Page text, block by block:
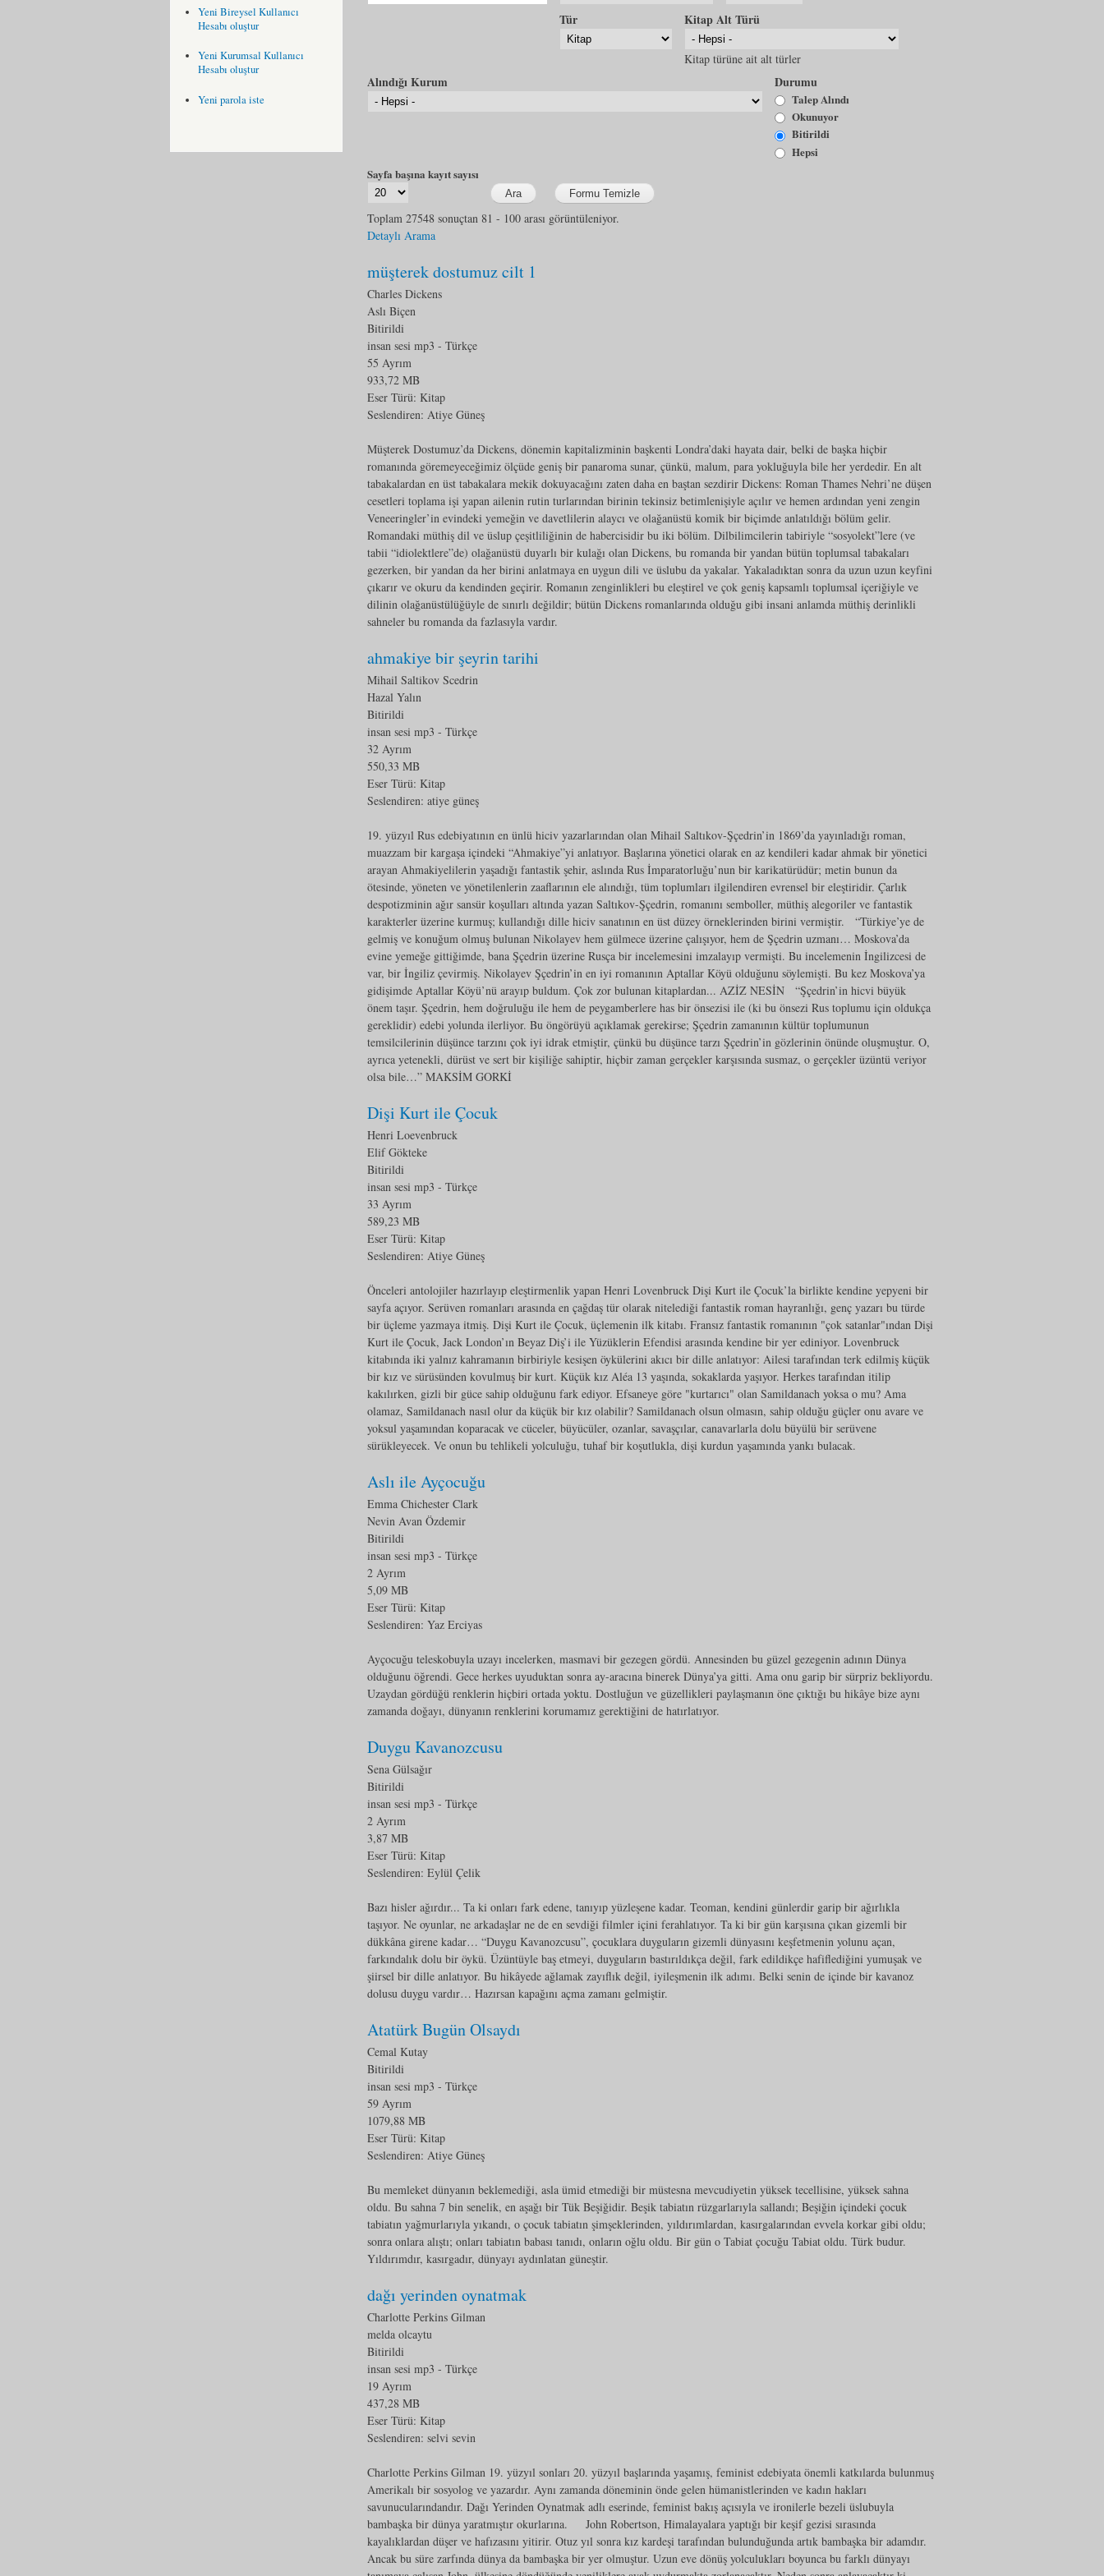
Yeni Bireysel Kullanıcı
Hesabı oluştur
Yeni Kurumsal Kullanıcı
Hesabı oluştur
Yeni parola iste
Tür Kitap Alt Türü
Kitap türüne ait alt türler
Alındığı Kurum Durumu
Talep Alındı
Okunuyor
Bitirildi
Hepsi
Sayfa başına kayıt sayısı
Toplam 27548 sonuçtan 81 - 100 arası görüntüleniyor.
Detaylı Arama
müşterek dostumuz cilt 1
Charles Dickens
Aslı Biçen
Bitirildi
insan sesi mp3 - Türkçe
55 Ayrım
933,72 MB
Eser Türü: Kitap
Seslendiren: Atiye Güneş
Müşterek Dostumuz’da Dickens, dönemin kapitalizminin başkenti Londra’daki hayata dair, belki de başka hiçbir
romanında göremeyeceğimiz ölçüde geniş bir panaroma sunar, çünkü, malum, para yokluğuyla bile her yerdedir. En alt
tabakalardan en üst tabakalara mekik dokuyacağını zaten daha en baştan sezdirir Dickens: Roman Thames Nehri’ne düşen
cesetleri toplama işi yapan ailenin rutin turlarından birinin tekinsiz betimlenişiyle açılır ve hemen ardından yeni zengin
Veneeringler’in evindeki yemeğin ve davetlilerin alaycı ve olağanüstü komik bir biçimde anlatıldığı bölüm gelir.
Romandaki müthiş dil ve üslup çeşitliliğinin de habercisidir bu iki bölüm. Dilbilimcilerin tabiriyle “sosyolekt”lere (ve
tabii “idiolektlere”de) olağanüstü duyarlı bir kulağı olan Dickens, bu romanda bir yandan bütün toplumsal tabakaları
gezerken, bir yandan da her birini anlatmaya en uygun dili ve üslubu da yakalar. Yakaladıktan sonra da uzun uzun keyfini
çıkarır ve okuru da kendinden geçirir. Romanın zenginlikleri bu eleştirel ve çok geniş kapsamlı toplumsal içeriğiyle ve
dilinin olağanüstülüğüyle de sınırlı değildir; bütün Dickens romanlarında olduğu gibi insani anlamda müthiş derinlikli
sahneler bu romanda da fazlasıyla vardır.
ahmakiye bir şeyrin tarihi
Mihail Saltikov Scedrin
Hazal Yalın
Bitirildi
insan sesi mp3 - Türkçe
32 Ayrım
550,33 MB
Eser Türü: Kitap
Seslendiren: atiye güneş
19. yüzyıl Rus edebiyatının en ünlü hiciv yazarlarından olan Mihail Saltıkov-Şçedrin’in 1869’da yayınladığı roman,
muazzam bir kargaşa içindeki “Ahmakiye”yi anlatıyor. Başlarına yönetici olarak en az kendileri kadar ahmak bir yönetici
arayan Ahmakiyelilerin yaşadığı fantastik şehir, aslında Rus İmparatorluğu’nun bir karikatürüdür; metin bunun da
ötesinde, yöneten ve yönetilenlerin zaaflarının ele alındığı, tüm toplumları ilgilendiren evrensel bir eleştiridir. Çarlık
despotizminin ağır sansür koşulları altında yazan Saltıkov-Şçedrin, romanını semboller, müthiş alegoriler ve fantastik
karakterler üzerine kurmuş; kullandığı dille hiciv sanatının en üst düzey örneklerinden birini vermiştir. “Türkiye’ye de
gelmiş ve konuğum olmuş bulunan Nikolayev hem gülmece üzerine çalışıyor, hem de Şçedrin uzmanı… Moskova’da
evine yemeğe gittiğimde, bana Şçedrin üzerine Rusça bir incelemesini imzalayıp vermişti. Bu incelemenin İngilizcesi de
var, bir İngiliz çevirmiş. Nikolayev Şçedrin’in en iyi romanının Aptallar Köyü olduğunu söylemişti. Bu kez Moskova’ya
gidişimde Aptallar Köyü’nü arayıp buldum. Çok zor bulunan kitaplardan... AZİZ NESİN “Şçedrin’in hicvi büyük
önem taşır. Şçedrin, hem doğruluğu ile hem de peygamberlere has bir önsezisi ile (ki bu önsezi Rus toplumu için oldukça
gereklidir) edebi yolunda ilerliyor. Bu öngörüyü açıklamak gerekirse; Şçedrin zamanının kültür toplumunun
temsilcilerinin düşünce tarzını çok iyi idrak etmiştir, çünkü bu düşünce tarzı Şçedrin’in gözlerinin önünde oluşmuştur. O,
ayrıca yetenekli, dürüst ve sert bir kişiliğe sahiptir, hiçbir zaman gerçekler karşısında susmaz, o gerçekler üzüntü veriyor
olsa bile…” MAKSİM GORKİ
Dişi Kurt ile Çocuk
Henri Loevenbruck
Elif Gökteke
Bitirildi
insan sesi mp3 - Türkçe
33 Ayrım
589,23 MB
Eser Türü: Kitap
Seslendiren: Atiye Güneş
Önceleri antolojiler hazırlayıp eleştirmenlik yapan Henri Lovenbruck Dişi Kurt ile Çocuk’la birlikte kendine yepyeni bir
sayfa açıyor. Serüven romanları arasında en çağdaş tür olarak nitelediği fantastik roman hayranlığı, genç yazarı bu türde
bir üçleme yazmaya itmiş. Dişi Kurt ile Çocuk, üçlemenin ilk kitabı. Fransız fantastik romanının "çok satanlar"ından Dişi
Kurt ile Çocuk, Jack London’ın Beyaz Diş’i ile Yüzüklerin Efendisi arasında kendine bir yer ediniyor. Lovenbruck
kitabında iki yalnız kahramanın birbiriyle kesişen öykülerini akıcı bir dille anlatıyor: Ailesi tarafından terk edilmiş küçük
bir kız ve sürüsünden kovulmuş bir kurt. Küçük kız Aléa 13 yaşında, sokaklarda yaşıyor. Herkes tarafından itilip
kakılırken, gizli bir güce sahip olduğunu fark ediyor. Efsaneye göre "kurtarıcı" olan Samildanach yoksa o mu? Ama
olamaz, Samildanach nasıl olur da küçük bir kız olabilir? Samildanach olsun olmasın, sahip olduğu güçler onu avare ve
yoksul yaşamından koparacak ve cüceler, büyücüler, ozanlar, savaşçılar, canavarlarla dolu büyülü bir serüvene
sürükleyecek. Ve onun bu tehlikeli yolculuğu, tuhaf bir koşutlukla, dişi kurdun yaşamında yankı bulacak.
Aslı ile Ayçocuğu
Emma Chichester Clark
Nevin Avan Özdemir
Bitirildi
insan sesi mp3 - Türkçe
2 Ayrım
5,09 MB
Eser Türü: Kitap
Seslendiren: Yaz Erciyas
Ayçocuğu teleskobuyla uzayı incelerken, masmavi bir gezegen gördü. Annesinden bu güzel gezegenin adının Dünya
olduğunu öğrendi. Gece herkes uyuduktan sonra ay-aracına binerek Dünya’ya gitti. Ama onu garip bir sürpriz bekliyordu.
Uzaydan gördüğü renklerin hiçbiri ortada yoktu. Dostluğun ve güzellikleri paylaşmanın öne çıktığı bu hikâye bize aynı
zamanda doğayı, dünyanın renklerini korumamız gerektiğini de hatırlatıyor.
Duygu Kavanozcusu
Sena Gülsağır
Bitirildi
insan sesi mp3 - Türkçe
2 Ayrım
3,87 MB
Eser Türü: Kitap
Seslendiren: Eylül Çelik
Bazı hisler ağırdır... Ta ki onları fark edene, tanıyıp yüzleşene kadar. Teoman, kendini günlerdir garip bir ağırlıkla
taşıyor. Ne oyunlar, ne arkadaşlar ne de en sevdiği filmler içini ferahlatıyor. Ta ki bir gün karşısına çıkan gizemli bir
dükkâna girene kadar… “Duygu Kavanozcusu”, çocuklara duyguların gizemli dünyasını keşfetmenin yolunu açan,
farkındalık dolu bir öykü. Üzüntüyle baş etmeyi, duyguların bastırıldıkça değil, fark edildikçe hafiflediğini yumuşak ve
şiirsel bir dille anlatıyor. Bu hikâyede ağlamak zayıflık değil, iyileşmenin ilk adımı. Belki senin de içinde bir kavanoz
dolusu duygu vardır… Hazırsan kapağını açma zamanı gelmiştir.
Atatürk Bugün Olsaydı
Cemal Kutay
Bitirildi
insan sesi mp3 - Türkçe
59 Ayrım
1079,88 MB
Eser Türü: Kitap
Seslendiren: Atiye Güneş
Bu memleket dünyanın beklemediği, asla ümid etmediği bir müstesna mevcudiyetin yüksek tecellisine, yüksek sahna
oldu. Bu sahna 7 bin senelik, en aşağı bir Tük Beşiğidir. Beşik tabiatın rüzgarlarıyla sallandı; Beşiğin içindeki çocuk
tabiatın yağmurlarıyla yıkandı, o çocuk tabiatın şimşeklerinden, yıldırımlardan, kasırgalarından evvela korkar gibi oldu;
sonra onlara alıştı; onları tabiatın babası tanıdı, onların oğlu oldu. Bir gün o Tabiat çocuğu Tabiat oldu. Türk budur.
Yıldırımdır, kasırgadır, dünyayı aydınlatan güneştir.
dağı yerinden oynatmak
Charlotte Perkins Gilman
melda olcaytu
Bitirildi
insan sesi mp3 - Türkçe
19 Ayrım
437,28 MB
Eser Türü: Kitap
Seslendiren: selvi sevin
Charlotte Perkins Gilman 19. yüzyıl sonları 20. yüzyıl başlarında yaşamış, feminist edebiyata önemli katkılarda bulunmuş
Amerikalı bir sosyolog ve yazardır. Aynı zamanda döneminin önde gelen hümanistlerinden ve kadın hakları
savunucularındandır. Dağı Yerinden Oynatmak adlı eserinde, feminist bakış açısıyla ve ironilerle bezeli üslubuyla
bambaşka bir dünya yaratmıştır okurlarına. John Robertson, Himalayalara yaptığı bir keşif gezisi sırasında
kayalıklardan düşer ve hafızasını yitirir. Otuz yıl sonra kız kardeşi tarafından bulunduğunda artık bambaşka bir adamdır.
Ancak bu süre zarfında dünya da bambaşka bir yer olmuştur. Uzun eve dönüş yolculukları boyunca bu farklı dünyayı